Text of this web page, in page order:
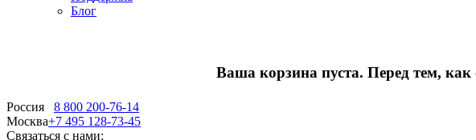
Блог
Ваша корзина пуста. Перед тем,
Россия
8 800 200-76-14
Москва+7 495 128-73-45
Связаться с нами: